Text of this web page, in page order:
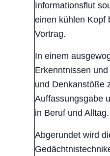
Informationsflut
einen kühlen Kopf
Vortrag.
In einem
Erkenntnissen
und Denkanstöße
Auffassungsgabe
in Beruf und Alltag.
Abgerundet wird